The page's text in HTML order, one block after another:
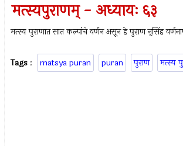
मत्स्यपुराणम् - अध्यायः ६३
मत्स्य पुराणात सात कल्पांचे वर्णन असून हे पुराण नृसिंह
Tags : matsya puran puran पुराण मत्स्य